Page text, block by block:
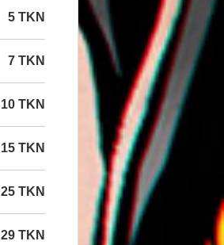
5 TKN
7 TKN
10 TKN
15 TKN
25 TKN
29 TKN